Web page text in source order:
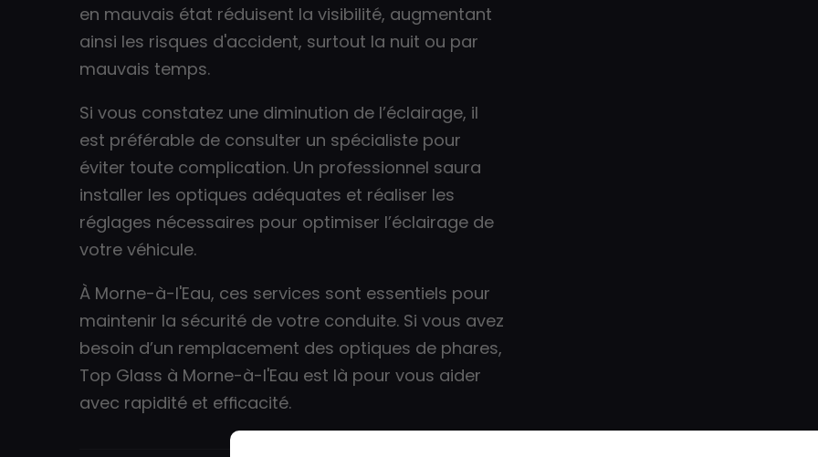
en mauvais état réduisent la visibilité, augmentant
ainsi les risques d'accident, surtout la nuit ou par
mauvais temps.
Si vous constatez une diminution de l’éclairage, il
est préférable de consulter un spécialiste pour
éviter toute complication. Un professionnel saura
installer les optiques adéquates et réaliser les
réglages nécessaires pour optimiser l’éclairage de
votre véhicule.
À Morne-à-l'Eau, ces services sont essentiels pour
maintenir la sécurité de votre conduite. Si vous avez
besoin d’un remplacement des optiques de phares,
Top Glass à Morne-à-l'Eau est là pour vous aider
avec rapidité et efficacité.